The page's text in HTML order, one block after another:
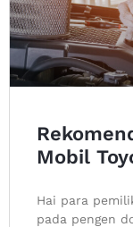
Mobil
Hai para
pada pengen